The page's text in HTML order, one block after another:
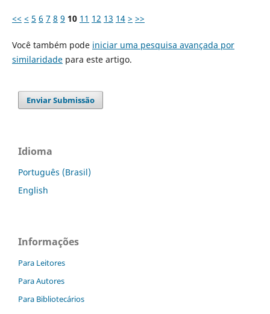
<< < 5 6 7 8 9 10 11 12 13 14 > >>
Você também pode iniciar uma pesquisa avançada por
similaridadepara este artigo.
Enviar Submissão
Idioma
Português (Brasil)
English
Informações
Para Leitores
Para Autores
Para Bibliotecários